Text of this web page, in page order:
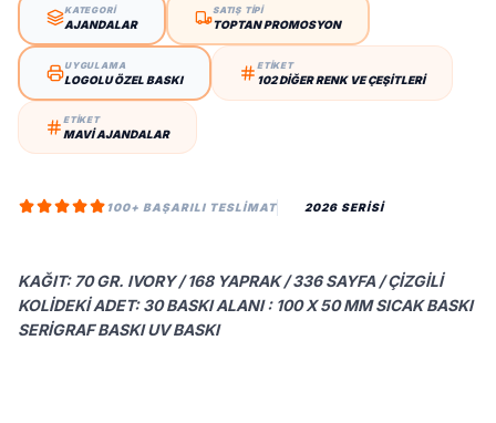
KATEGORİ
AJANDALAR
SATIŞ TİPİ
TOPTAN PROMOSYON
UYGULAMA
LOGOLU ÖZEL BASKI
ETİKET
102 DIĞER RENK VE ÇEŞITLERI
ETİKET
MAVI AJANDALAR
100+ BAŞARILI TESLIMAT 2026 SERİSİ
KAĞIT: 70 GR. IVORY / 168 YAPRAK / 336 SAYFA / ÇIZGILI
KOLIDEKI ADET: 30 BASKI ALANI : 100 X 50 MM SICAK BASKI
SERIGRAF BASKI UV BASKI